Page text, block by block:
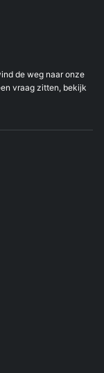
de weg naar onze
vraag zitten, bekijk